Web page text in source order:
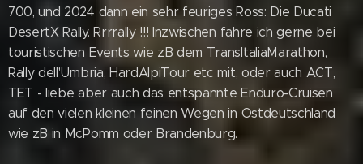
700, und 2024 dann ein sehr feuriges Ross: Die Ducati
DesertX Rally. Rrrrally !!! Inzwischen fahre ich gerne bei
touristischen Events wie zB dem TransItaliaMarathon,
Rally dell'Umbria, HardAlpiTour etc mit, oder auch ACT,
TET - liebe aber auch das entspannte Enduro-Cruisen
auf den vielen kleinen feinen Wegen in Ostdeutschland
wie zB in McPomm oder Brandenburg.